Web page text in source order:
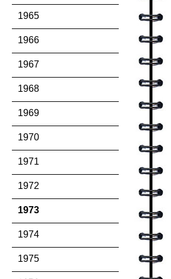
1965
1966
1967
1968
1969
1970
1971
1972
1973
1974
1975